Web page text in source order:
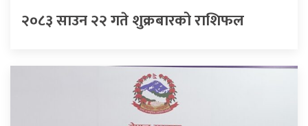
२०८३ साउन २२ गते शुक्रबारको राशिफल